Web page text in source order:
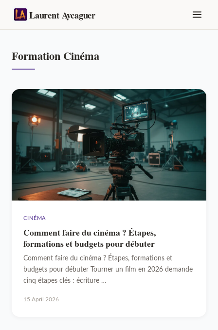
Laurent Aycaguer
Formation Cinéma
CINÉMA
Comment faire du cinéma ? Étapes,
formations et budgets pour débuter
Comment faire du cinéma ? Étapes, formations et
budgets pour débuter Tourner un film en 2026 demande
cinq étapes clés : écriture …
15 April 2026